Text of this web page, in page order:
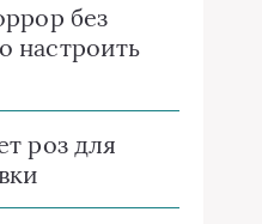
без
настроить
роз для